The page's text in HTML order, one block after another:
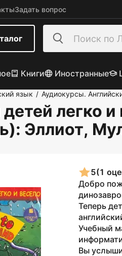
Задать вопрос
Книги Иностранные
язык / Аудиокурсы.
легко
: Эллиот,
5(1
Добро
Теперь
Учебный
Вы